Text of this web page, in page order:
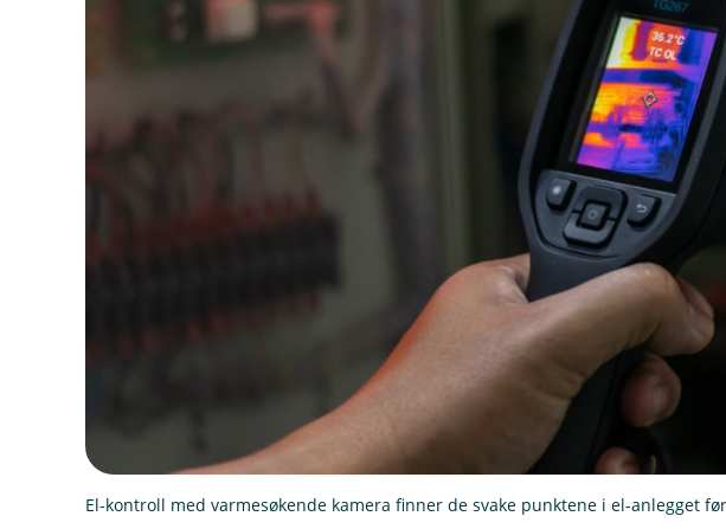
El-kontroll med varmesøkende kamera finner de svake punktene i el-anlegget